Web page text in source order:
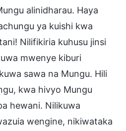
alinidharau. Haya
ya kuishi kwa
Nilifikiria kuhusu jinsi
mwenye kiburi
sawa na Mungu. Hili
kwa hivyo Mungu
hewani. Nilikuwa
wengine, nikiwataka